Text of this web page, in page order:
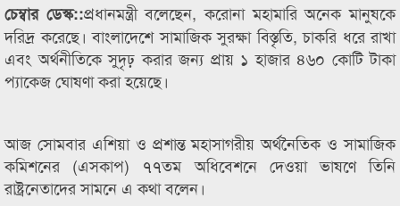
চেম্বার ডেস্ক::প্রধানমন্ত্রী বলেছেন, করোনা মহামারি অনেক মানুষকে
দরিদ্র করেছে। বাংলাদেশে সামাজিক সুরক্ষা বিস্তৃতি, চাকরি ধরে রাখা
এবং অর্থনীতিকে সুদৃঢ় করার জন্য প্রায় ১ হাজার ৪৬০ কোটি টাকা
প্যাকেজ ঘোষণা করা হয়েছে।
আজ সোমবার এশিয়া ও প্রশান্ত মহাসাগরীয় অর্থনৈতিক ও সামাজিক
কমিশনের (এসকাপ) ৭৭তম অধিবেশনে দেওয়া ভাষণে তিনি
রাষ্ট্রনেতাদের সামনে এ কথা বলেন।